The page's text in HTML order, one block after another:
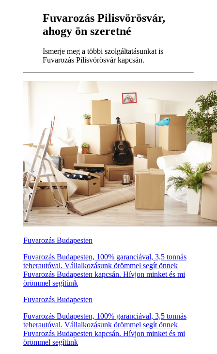
Fuvarozás Pilisvörösvár,
ahogy ön szeretné
Ismerje meg a többi szolgáltatásunkat is
Fuvarozás Pilisvörösvár kapcsán.
Fuvarozás Budapesten
Fuvarozás Budapesten, 100% garanciával, 3,5 tonnás
teherautóval. Vállalkozásunk örömmel segít önnek
Fuvarozás Budapesten kapcsán. Hívjon minket és mi
örömmel segítünk
Fuvarozás Budapesten
Fuvarozás Budapesten, 100% garanciával, 3,5 tonnás
teherautóval. Vállalkozásunk örömmel segít önnek
Fuvarozás Budapesten kapcsán. Hívjon minket és mi
örömmel segítünk